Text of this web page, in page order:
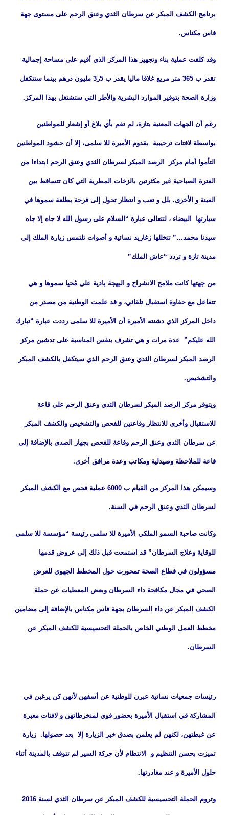
برنامج الكشف المبكر عن سرطان الثدي وعنق الرحم على مستوى جهة
فاس مكناس.
وقد كلفت عملية بناء وتجهيز هذا المركز الذي أقيم على مساحة إجمالية
تقدر ب 365 متر مربع غلافا ماليا يقدر ب 5ر3 مليون درهم بينما ستتكفل
وزارة الصحة بتوفير الموارد البشرية والأطر التي ستشتغل بهذا المركز.
رغم أن الجهات المعنية بتازة، لم تقم بأي بلاغ أو إشعار للمواطنين
بواسطة لافتات ترحيبية بقدوم الأميرة للا سلمى، إلا أن حشود المواطنين
التأموا أمام مركز الرصد المبكر لسرطان الثدي وعنق الرحم ابتداءا من
الفترة الصباحية غير مكثرتين بالزخات المطرية التي كان تتساقط بين
الفينة و الأخرى. بلل و تعب و انتظار تحول إلى فرحة بطلعة سموها في
سيارتها البيضاء ، لتتعالى عبارة “السلام على رسول الله لا جاه إلا جاه
سيدنا محمد…” تتخللها زغاريد نسائية و أصوات تلتمس زيارة الملك إلى
مدينة تازة و تردد “عاش الملك”
من جهتها كانت ملامح الانشراح و البهجة بادية على مُحيا سموها و هي
تتفاعل مع حفاوة استقبال تلقائي، و قد علمت الوطنية من مصدر من
داخل المركز الذي دشنته الأميرة أن الأميرة للا سلمى رددت عبارة “تبارك
الله عليكم” عدة مرات و هي تشرف بنفس المناسبة على تدشين مركز
الرصد المبكر لسرطان الثدي وعنق الرحم الذي سيتكفل بالكشف المبكر
والتشخيص.
ويتوفر مركز الرصد المبكر لسرطان الثدي وعنق الرحم على قاعة
للاستقبال وأخرى للانتظار وقاعتين للفحص والتشخيص والكشف المبكر
عن سرطان الثدي وعنق الرحم وقاعة للفحص بجهاز الصدى بالإضافة إلى
قاعة للملاحظة وصيدلية ومكاتب وعدة مرافق أخرى.
وسيمكن هذا المركز من القيام ب 6000 عملية فحص مع الكشف المبكر
لسرطان الثدي وعنق الرحم في السنة.
وكانت صاحبة السمو الملكي الأميرة للا سلمى رئيسة “مؤسسة للا سلمى
للوقاية وعلاج السرطان” قد استمعت قبل ذلك إلى عروض قدمها
مسؤولون في قطاع الصحة تمحورت حول المخطط الجهوي للعرض
الصحي في مجال مكافحة داء السرطان وبعض المعطيات عن حملة
الكشف المبكر عن داء السرطان بجهة فاس مكناس بالإضافة إلى مضامين
مخطط العمل الوطني الخاص بالحملة التحسيسية للكشف المبكر عن
السرطان.
رئيسات جمعيات نسائية عبرن للوطنية عن أسفهن لأنهن كن يرغبن في
المشاركة في استقبال الأميرة بحضور قوي لمنخرطاتهن و لافتات معبرة
عن غبطتهن، لكنهن لم يعلمن بصدق خبر الزيارة إلا بعد حصولها. زيارة
تميزت بحسن التنظيم و الانتظام لأن حركة السير لم تتوقف بالمدينة أثناء
حلول الأميرة و عند مغادرتها.
وتروم الحملة التحسيسية للكشف المبكر عن سرطان الثدي لسنة 2016